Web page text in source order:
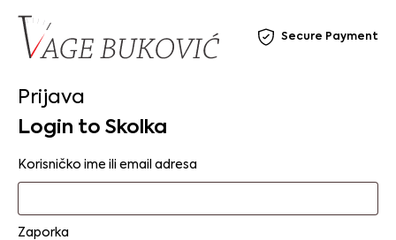
Secure Payment
Prijava
Login to Skolka
Korisničko ime ili email adresa
Zaporka